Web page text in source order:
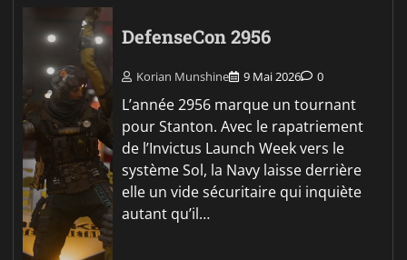
DefenseCon 2956
Korian Munshine 9 Mai 2026 0
L’année 2956 marque un tournant
pour Stanton. Avec le rapatriement
de l’Invictus Launch Week vers le
système Sol, la Navy laisse derrière
elle un vide sécuritaire qui inquiète
autant qu’il…